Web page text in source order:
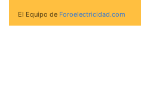
El Equipo de Foroelectricidad.com